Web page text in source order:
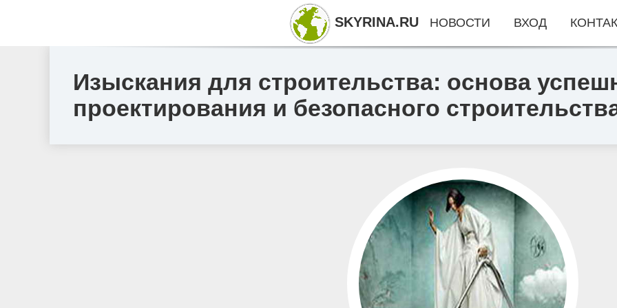
Изыскания для строительства: основа
проектирования и безопасного
SKYRINA.RU НОВОСТИ ВХОД